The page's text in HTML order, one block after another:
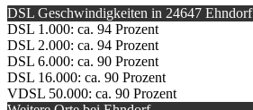
DSL Geschwindigkeiten in 24647 Ehndorf
DSL 1.000: ca. 94 Prozent
DSL 2.000: ca. 94 Prozent
DSL 6.000: ca. 90 Prozent
DSL 16.000: ca. 90 Prozent
VDSL 50.000: ca. 90 Prozent